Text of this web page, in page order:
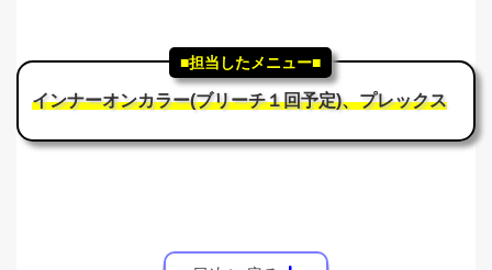
■担当したメニュー■
インナーオンカラー(ブリーチ１回予定)、プレックス